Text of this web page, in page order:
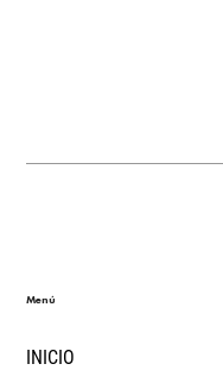
INICIO
Menú